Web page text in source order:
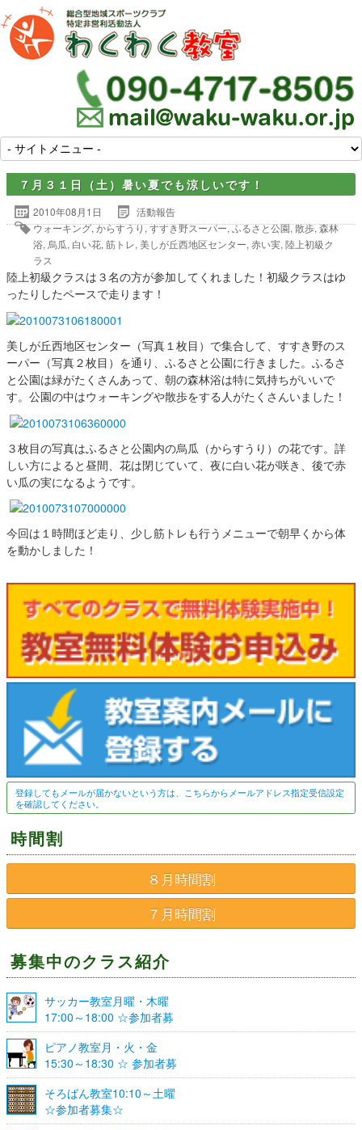
７月３１日（土）暑い夏でも涼しいです！
2010年08月1日
活動報告
ウォーキング,からすうり,すすき野スーパー,ふるさと公園,散歩,森林
浴, 烏瓜, 白い花, 筋トレ, 美しが丘西地区センター, 赤い実, 陸上初級ク
ラス
陸上初級クラスは３名の方が参加してくれました！初級クラスはゆ
ったりしたペースで走ります！
美しが丘西地区センター（写真１枚目）で集合して、すすき野のス
ーパー（写真２枚目）を通り、ふるさと公園に行きました。ふるさ
と公園は緑がたくさんあって、朝の森林浴は特に気持ちがいいで
す。公園の中はウォーキングや散歩をする人がたくさんいました！
３枚目の写真はふるさと公園内の烏瓜（からすうり）の花です。詳
しい方によると昼間、花は閉じていて、夜に白い花が咲き、後で赤
い瓜の実になるようです。
今回は１時間ほど走り、少し筋トレも行うメニューで朝早くから体
を動かしました！
登録してもメールが届かないという方は、こちらからメールアドレス指定受信設定
を確認してください。
時間割
８月時間割
７月時間割
募集中のクラス紹介
サッカー教室月曜・木曜
17:00～18:00 ☆参加者募
集☆
ピアノ教室月・火・金
15:30～18:30 ☆ 参加者募
集☆
そろばん教室10:10～土曜
☆参加者募集☆